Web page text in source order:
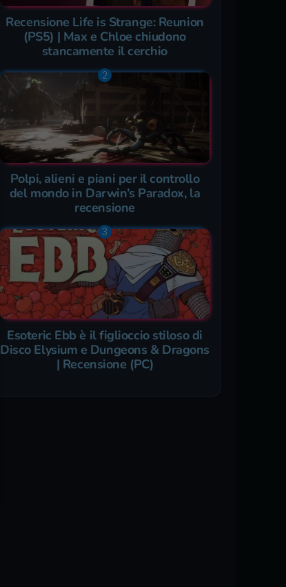
Recensione Life is Strange: Reunion
(PS5) | Max e Chloe chiudono
stancamente il cerchio
Polpi, alieni e piani per il controllo
del mondo in Darwin’s Paradox, la
recensione
Esoteric Ebb è il figlioccio stiloso di
Disco Elysium e Dungeons & Dragons
| Recensione (PC)